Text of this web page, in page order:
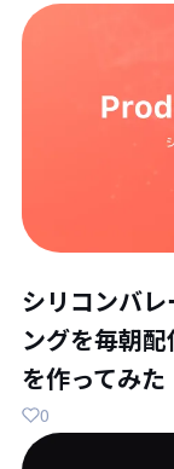
シリコンバ
ングを毎朝
を作ってみた
0